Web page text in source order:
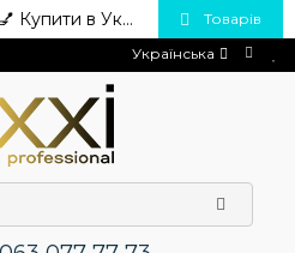
Українська
Товарів
Гель-лак OXXI 12 10 мл💅 Купити в Україні опт та роздріб